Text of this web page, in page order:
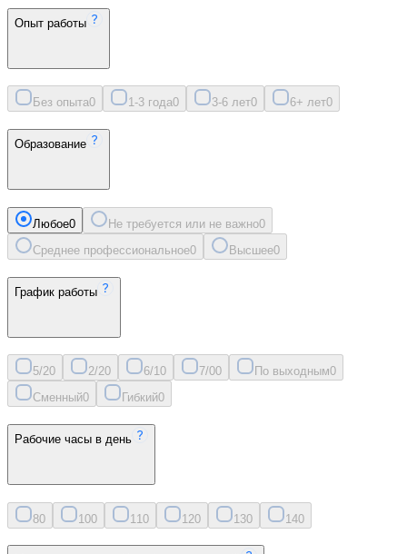
Опыт работы
Без опыта0 1-3 года0 3-6 лет0 6+ лет0
Образование
Любое0 Не требуется или не важно0
Среднее профессиональное0 Высшее0
График работы
5/20 2/20 6/10 7/00 По выходным0
Сменный0 Гибкий0
Рабочие часы в день
80 100 11 0 120 130 140